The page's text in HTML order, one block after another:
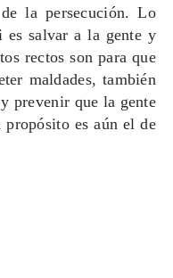
la persecución. Lo
es salvar a la gente y
rectos son para que
maldades, también
prevenir que la gente
propósito es aún el de